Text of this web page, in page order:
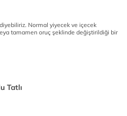
Normal yiyecek ve içecek
tamamen oruç şeklinde değiştirildiği bir
Tatlı